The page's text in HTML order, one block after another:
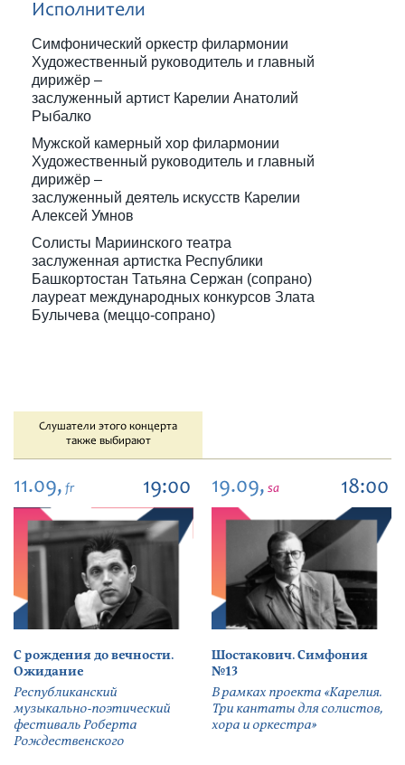
Исполнители
Симфонический оркестр филармонии
Художественный руководитель и главный
дирижёр –
заслуженный артист Карелии Анатолий
Рыбалко
Мужской камерный хор филармонии
Художественный руководитель и главный
дирижёр –
заслуженный деятель искусств Карелии
Алексей Умнов
Солисты Мариинского театра
заслуженная артистка Республики
Башкортостан Татьяна Сержан (сопрано)
лауреат международных конкурсов Злата
Булычева (меццо-сопрано)
Слушатели этого концерта
также выбирают
11.09, fr 19:00
С рождения до вечности.
Ожидание
Республиканский
музыкально-поэтический
фестиваль Роберта
Рождественского
19.09, sa 18:00
Шостакович. Симфония
№13
В рамках проекта «Карелия.
Три кантаты для солистов,
хора и оркестра»